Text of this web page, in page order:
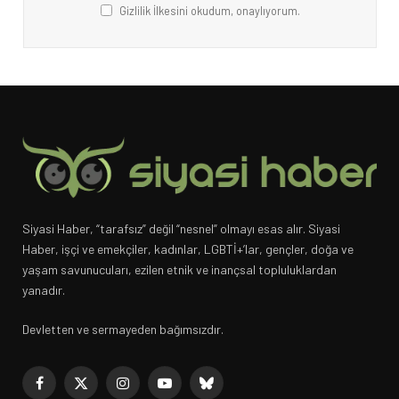
Gizlilik İlkesini okudum, onaylıyorum.
Siyasi Haber, “tarafsız” değil “nesnel” olmayı esas alır. Siyasi
Haber, işçi ve emekçiler, kadınlar, LGBTİ+’lar, gençler, doğa ve
yaşam savunucuları, ezilen etnik ve inançsal topluluklardan
yanadır.
Devletten ve sermayeden bağımsızdır.
Facebook
X InstagramYouTubeBluesky